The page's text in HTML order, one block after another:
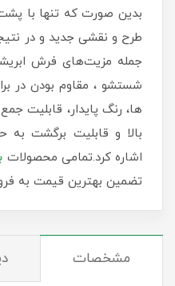
بدین صورت که تنها با
طرح و نقشی جدید و در
جمله مزیت‌های فرش
شستشو ، مقاوم بودن در
ها، رنگ پایدار، قابلیت
بالا و قابلیت برگشت
اشاره کرد.تمامی محصولات
تضمین بهترین قیمت به
مشخصات